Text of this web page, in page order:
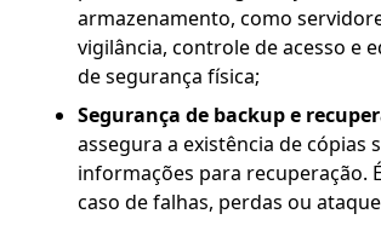
armazenamento, como
vigilância, controle de acesso e
de segurança física;
Segurança de backup e
assegura a existência de cópias
informações para recuperação.
caso de falhas, perdas ou